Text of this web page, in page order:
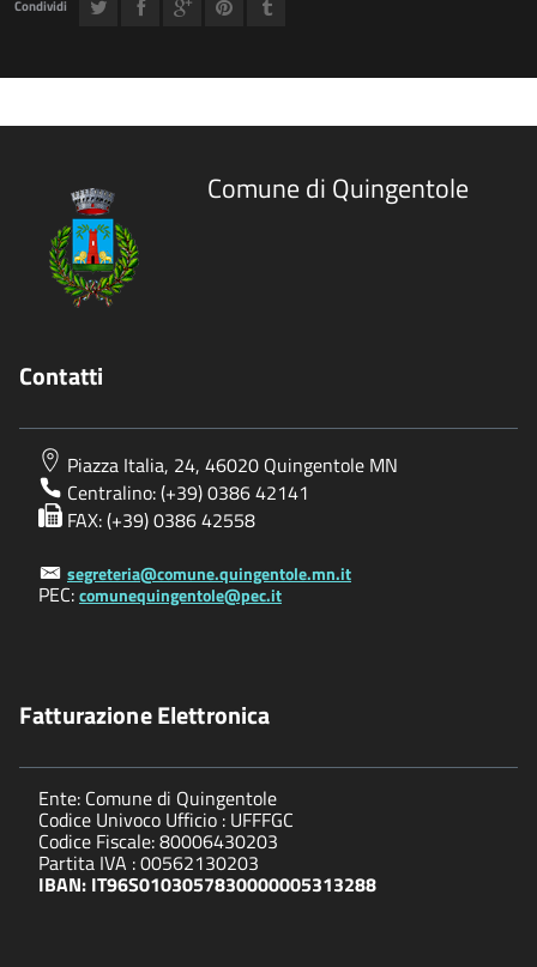
Condividi
Comune di Quingentole
Contatti
Piazza Italia, 24, 46020 Quingentole MN
Centralino: (+39) 0386 42141
FAX: (+39) 0386 42558
segreteria@comune.quingentole.mn.it
PEC:comunequingentole@pec.it
Fatturazione Elettronica
Ente: Comune di Quingentole
Codice Univoco Ufficio : UFFFGC
Codice Fiscale: 80006430203
Partita IVA : 00562130203
IBAN: IT96S0103057830000005313288